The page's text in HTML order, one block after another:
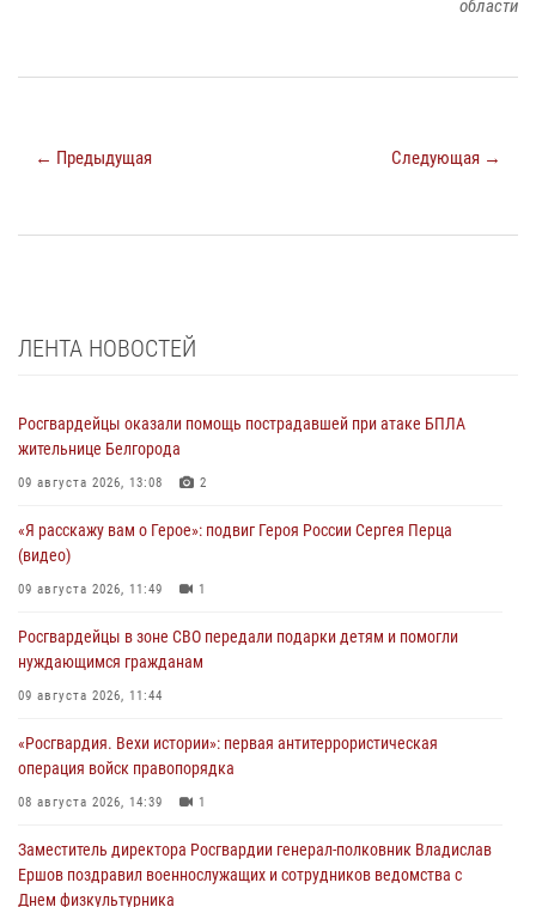
области
← Предыдущая Следующая →
ЛЕНТА НОВОСТЕЙ
Росгвардейцы оказали помощь пострадавшей при атаке БПЛА
жительнице Белгорода
09 августа 2026, 13:08 2
«Я расскажу вам о Герое»: подвиг Героя России Сергея Перца
(видео)
09 августа 2026, 11:49 1
Росгвардейцы в зоне СВО передали подарки детям и помогли
нуждающимся гражданам
09 августа 2026, 11:44
«Росгвардия. Вехи истории»: первая антитеррористическая
операция войск правопорядка
08 августа 2026, 14:39 1
Заместитель директора Росгвардии генерал-полковник Владислав
Ершов поздравил военнослужащих и сотрудников ведомства с
Днем физкультурника